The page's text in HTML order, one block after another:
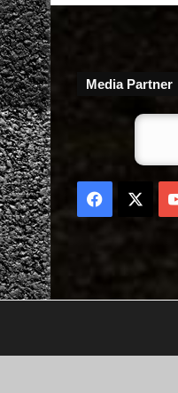
Media Partner
Facebook